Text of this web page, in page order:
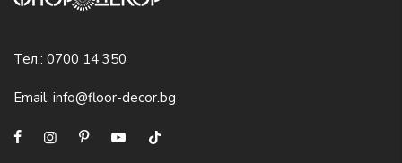
Тел.: 0700 14 350
Email: info@floor-decor.bg